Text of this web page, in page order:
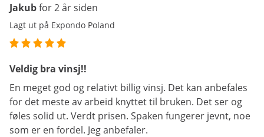
Jakubfor 2 år siden
Lagt ut på Expondo Poland
Veldig bra vinsj!!
En meget god og relativt billig vinsj. Det kan anbefales
for det meste av arbeid knyttet til bruken. Det ser og
føles solid ut. Verdt prisen. Spaken fungerer jevnt, noe
som er en fordel. Jeg anbefaler.